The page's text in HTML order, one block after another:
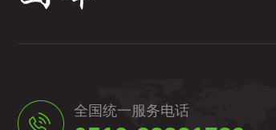
全国统一服务电话